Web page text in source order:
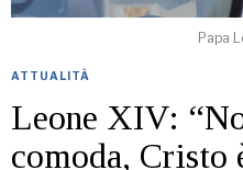
Papa
ATTUALITÀ
Leone XIV:
comoda, Cristo